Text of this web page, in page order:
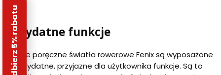
Przydatne funkcje
Nasze poręczne światła rowerowe Fenix są wyposażone
w przydatne, przyjazne dla użytkownika funkcje. Są to
Odbierz 5% rabatu